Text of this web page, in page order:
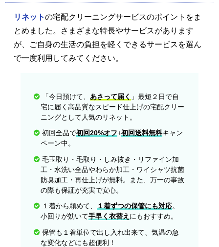
リネットの宅配クリーニングサービスのポイントをま
とめました。さまざまな特長やサービスがあります
が、ご自身の生活の負担を軽くできるサービスを選ん
で一度利用してみてください。
「今日預けて、 あさって届く 」最短２日で自
宅に届く高品質なスピード仕上げの宅配クリー
ニングとして人気のリネット。
初回全品で初回20%オフ+初回送料無料キャン
ペーン中。
毛玉取り・毛取り・しみ抜き・リファイン加
工・水洗い全品やわらか加工・ワイシャツ抗菌
防臭加工・再仕上げが無料。また、万一の事故
の際も保証が充実で安心。
１着から頼めて、 １着ずつの保管にも対応。
小回りが効いて手早く衣替え にもおすすめ。
保管も１着単位で出し入れ出来て、気温の急
な変化などにも超便利！